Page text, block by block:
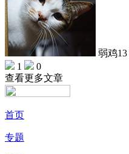
弱鸡13
1
0
查看更多文章
首页
专题